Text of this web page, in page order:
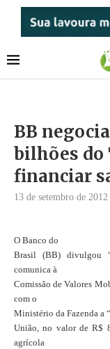
BB
bilhões do
financiar
13 de setembro de 2012
O Banco do
Brasil (BB) divulgou
comunica à
Comissão de Valores
com o
Ministério da Fazenda a
União, no valor de R$
agrícola